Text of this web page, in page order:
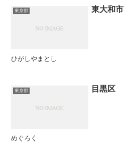
東京都 東大和市
ひがしやまとし
東京都 目黒区
めぐろく